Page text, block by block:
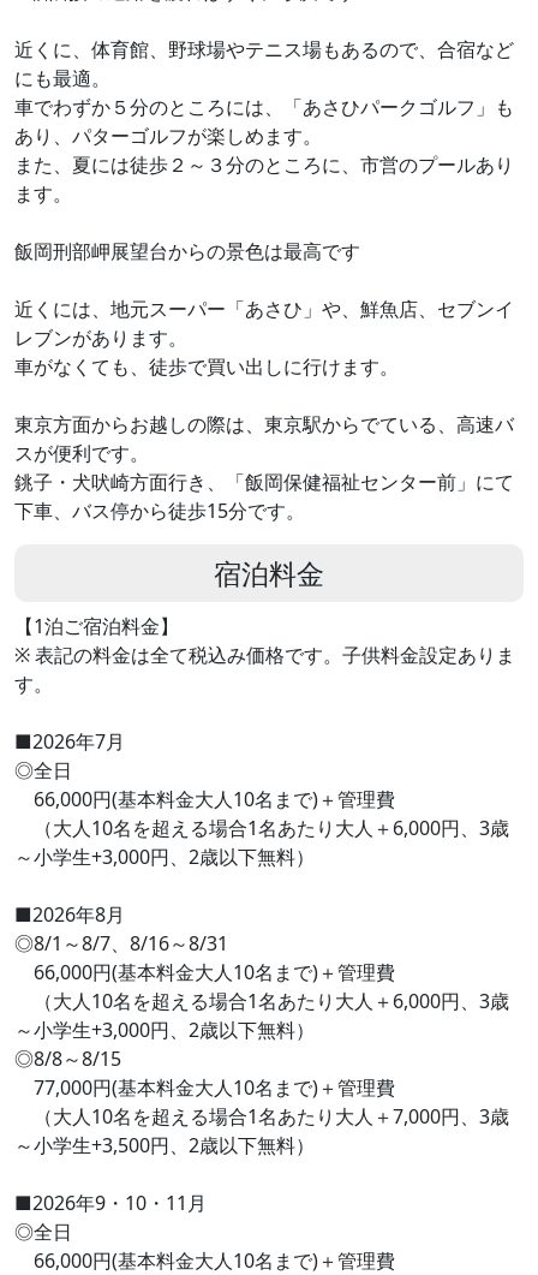
近くに、体育館、野球場やテニス場もあるので、合宿など
にも最適。
車でわずか５分のところには、「あさひパークゴルフ」も
あり、パターゴルフが楽しめます。
また、夏には徒歩２～３分のところに、市営のプールあり
ます。
飯岡刑部岬展望台からの景色は最高です
近くには、地元スーパー「あさひ」や、鮮魚店、セブンイ
レブンがあります。
車がなくても、徒歩で買い出しに行けます。
東京方面からお越しの際は、東京駅からでている、高速バ
スが便利です。
銚子・犬吠崎方面行き、「飯岡保健福祉センター前」にて
下車、バス停から徒歩15分です。
宿泊料金
【1泊ご宿泊料金】
※ 表記の料金は全て税込み価格です。子供料金設定ありま
す。
■2026年7月
◎全日
66,000円(基本料金大人10名まで)＋管理費
（大人10名を超える場合1名あたり大人＋6,000円、3歳
～小学生+3,000円、2歳以下無料）
■2026年8月
◎8/1～8/7、8/16～8/31
66,000円(基本料金大人10名まで)＋管理費
（大人10名を超える場合1名あたり大人＋6,000円、3歳
～小学生+3,000円、2歳以下無料）
◎8/8～8/15
77,000円(基本料金大人10名まで)＋管理費
（大人10名を超える場合1名あたり大人＋7,000円、3歳
～小学生+3,500円、2歳以下無料）
■2026年9・10・11月
◎全日
66,000円(基本料金大人10名まで)＋管理費